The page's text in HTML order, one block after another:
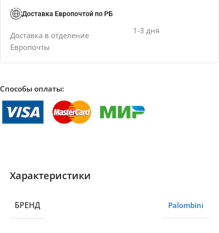
Доставка Европочтой по РБ
Доставка в отделение
Европочты
1-3 дня
Способы оплаты:
Характеристики
БРЕНД Palombini